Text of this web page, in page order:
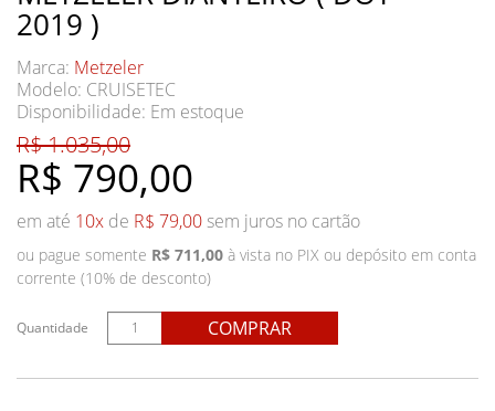
2019 )
Marca: Metzeler
Modelo: CRUISETEC
Disponibilidade: Em estoque
R$ 790,00
R$ 1.035,00
em até 10x de R$ 79,00 sem juros no cartão
ou pague somente R$ 711,00 à vista no PIX ou depósito em conta
corrente (10% de desconto)
Quantidade COMPRAR